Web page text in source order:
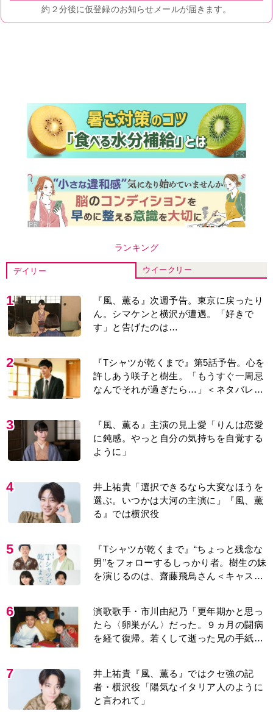
ランキング
デイリー ウイークリー
1
『風、薫る』次週予告。東京に戻ったり
ん。シマケンと横沢が遭遇。「好きで
す」と告げたのは…
2
『Tシャツが乾くまで』第5話予告。心を
許しあう咲子と樹生。「もうすぐ一周忌
なんでそれが過ぎたら…」＜ネタバレあ
3
『風、薫る』主演の見上愛「りんは恋愛
に鈍感。やっと自分の気持ちを自覚する
ように」
4
井上祐貴「選択できるなら大変なほうを
選ぶ。いつかは大河の主演に」『風、薫
る』では横沢役
5
『Tシャツが乾くまで』“ちょっと残念な
男”をフォローするしっかり者。樹生の妹
を演じるのは、齋藤飛鳥さん＜キャスト
6
演歌歌手・市川由紀乃「更年期かと思っ
たら〈卵巣がん〉だった。９ヵ月の闘病
を経て復帰。若くして逝った兄の手紙を
7
井上祐貴『風、薫る』ではクセ強の記
者・横沢役「陽気なイタリア人のように
と言われて」